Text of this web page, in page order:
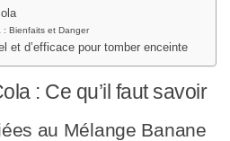
: Bienfaits et Danger
et d’efficace pour tomber enceinte
: Ce qu’il faut savoir
au Mélange Banane